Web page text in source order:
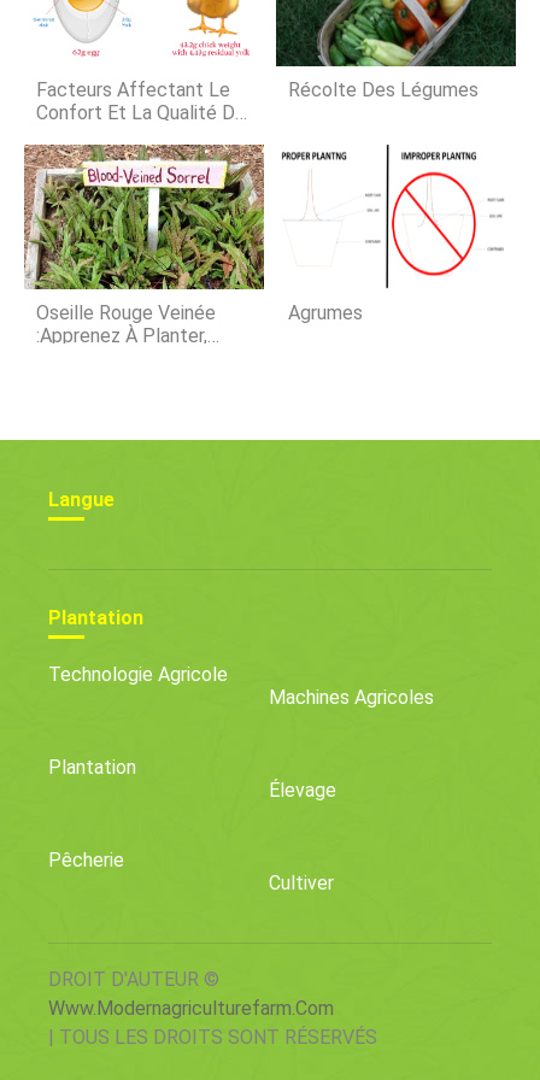
et les chiens aident à garder les
troupeaux ou à chasser – nous
avons maintenant tendance à
préférer notre porc dans une
assiette et nos animaux
Facteurs Affectant Le
Confort Et La Qualité De
L'éclosoir À La Couveuse
Récolte Des Légumes
Oseille Rouge Veinée
:Apprenez À Planter,
Agrumes
Langue
Plantation
Technologie Agricole
Machines Agricoles
Plantation
Élevage
Pêcherie
Cultiver
DROIT D'AUTEUR ©
Www.modernagriculturefarm.com
| TOUS LES DROITS SONT RÉSERVÉS